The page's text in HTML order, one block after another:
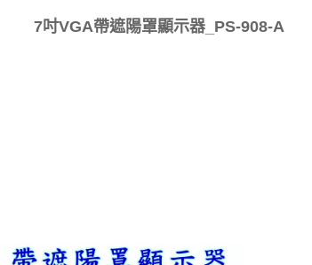
7吋VGA帶遮陽罩顯示器_PS-908-A